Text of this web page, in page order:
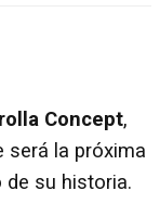
Concept,
será la próxima
su historia.